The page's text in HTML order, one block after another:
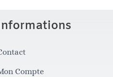
Compte